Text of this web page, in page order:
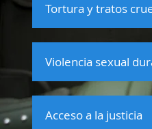
Tortura y tratos
Violencia sexual
Acceso a la justicia